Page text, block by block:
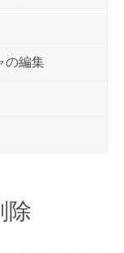
の編集
除